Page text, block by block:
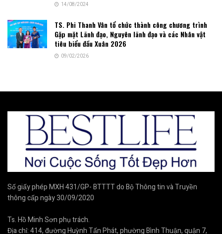
14/08/2024
TS. Phi Thanh Vân tổ chức thành công chương trình
Gặp mặt Lãnh đạo, Nguyên lãnh đạo và các Nhân vật
tiêu biểu đầu Xuân 2026
09/02/2026
Số giấy phép MXH 431/GP- BTTTT do Bộ Thông tin và Truyền
thông cấp ngày 30/09/2020
Ts. Hồ Minh Sơn phụ trách.
Địa chỉ: 414, đường Huỳnh Tấn Phát, phường Bình Thuận, quận 7,